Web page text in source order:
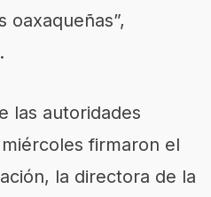
oaxaqueñas”,
las autoridades
firmaron el
la directora de la